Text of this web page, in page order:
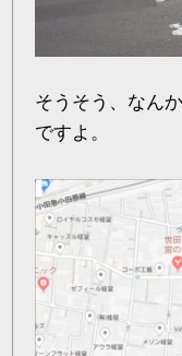
そうそう、なん
ですよ。